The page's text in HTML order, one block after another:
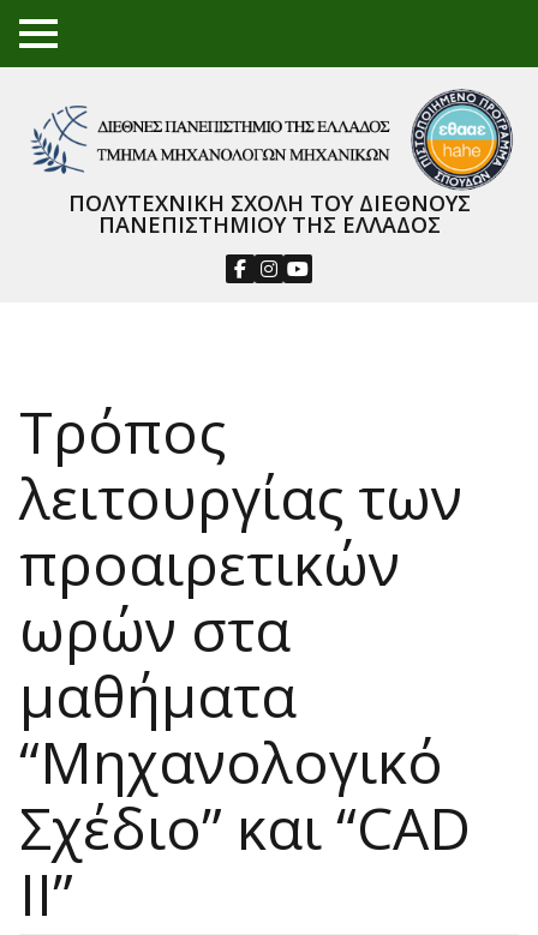
TO
GGL
NU
ΠΟΛΥΤΕΧΝΙΚΗ ΣΧΟΛΗ ΤΟΥ ΔΙΕΘΝΟΥΣ
ΠΑΝΕΠΙΣΤΗΜΙΟΥ ΤΗΣ ΕΛΛΑΔΟΣ
Τρόπος
λειτουργίας των
προαιρετικών
ωρών στα
μαθήματα
“Μηχανολογικό
Σχέδιο” και “CAD
II”